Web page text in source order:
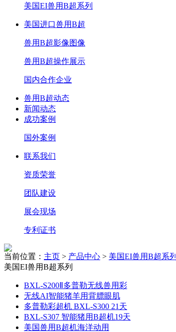
美国EI兽用B超系列
美国进口兽用B超
兽用B超影像图像
兽用B超操作展示
国内合作企业
兽用B超动态
新闻动态
成功案例
国外案例
联系我们
资质荣誉
团队建设
展会现场
专利证书
当前位置： 主页 > 产品中心 > 美国EI兽用B超系列
美国EI兽用B超系列
BXL-S200Ⅱ多普勒无线兽用彩
无线AI智能猪羊用背膘眼肌
多普勒彩超机 BXL-S300 21天
BXL-S307 智能猪用B超机19天
美国兽用B超机海洋动用